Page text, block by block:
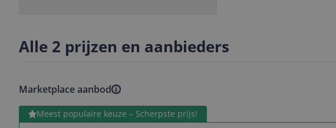
Alle 2 prijzen en aanbieders
Marketplace aanbod
Meest populaire keuze – Scherpste prijs!
Bekijk product